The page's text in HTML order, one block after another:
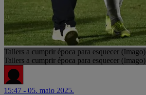
Tallers a cumprir época para esquecer (Imago)
Tallers a cumprir época para esquecer (Imago)
15:47 - 05. maio 2025.